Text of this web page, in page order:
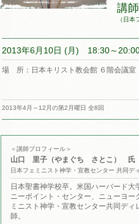
講
（日
2013年6月10日 (月) 18:30～
場 所：日本キリスト教会館 ６階会議室
2013年4月～12月の第2月曜日 全8回
＜講師プロフィール＞
山口 里子（やまぐち さとこ） 氏
日本フェミニスト神学・宣教センター 共同デ
日本聖書神学校卒。米国ハーバード
ニーポイント・センター、ニューヨ
ミニスト神学・宣教センター共同デ
師。